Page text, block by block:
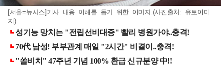
[서울=뉴시스]기사 내용 이해를 돕기 위한 이미지.(사진출처: 유토이미
지)